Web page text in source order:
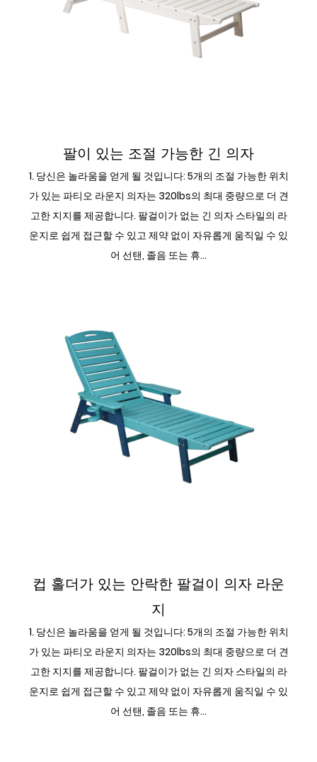
팔이 있는 조절 가능한 긴 의자
1. 당신은 놀라움을 얻게 될 것입니다: 5개의 조절 가능한 위치
가 있는 파티오 라운지 의자는 320lbs의 최대 중량으로 더 견
고한 지지를 제공합니다. 팔걸이가 없는 긴 의자 스타일의 라
운지로 쉽게 접근할 수 있고 제약 없이 자유롭게 움직일 수 있
어 선탠, 졸음 또는 휴...
컵 홀더가 있는 안락한 팔걸이 의자 라운
지
1. 당신은 놀라움을 얻게 될 것입니다: 5개의 조절 가능한 위치
가 있는 파티오 라운지 의자는 320lbs의 최대 중량으로 더 견
고한 지지를 제공합니다. 팔걸이가 없는 긴 의자 스타일의 라
운지로 쉽게 접근할 수 있고 제약 없이 자유롭게 움직일 수 있
어 선탠, 졸음 또는 휴...